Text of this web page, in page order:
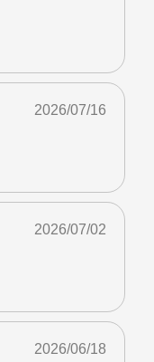
2026/07/16
2026/07/02
2026/06/18